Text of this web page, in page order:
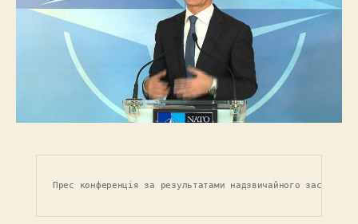
Прес конференція за результатами надзвичайного